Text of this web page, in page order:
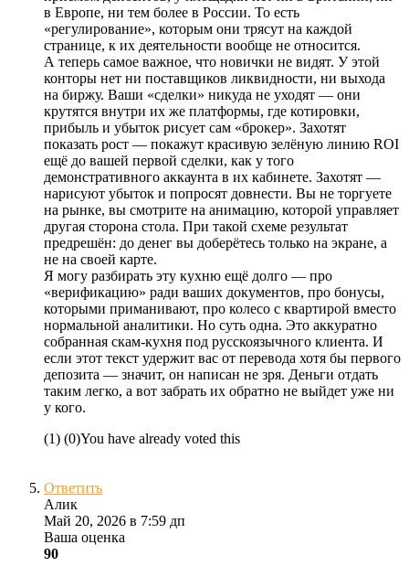
в Европе, ни тем более в России. То есть
«регулирование», которым они трясут на каждой
странице, к их деятельности вообще не относится.
А теперь самое важное, что новички не видят. У этой
конторы нет ни поставщиков ликвидности, ни выхода
на биржу. Ваши «сделки» никуда не уходят — они
крутятся внутри их же платформы, где котировки,
прибыль и убыток рисует сам «брокер». Захотят
показать рост — покажут красивую зелёную линию ROI
ещё до вашей первой сделки, как у того
демонстративного аккаунта в их кабинете. Захотят —
нарисуют убыток и попросят довнести. Вы не торгуете
на рынке, вы смотрите на анимацию, которой управляет
другая сторона стола. При такой схеме результат
предрешён: до денег вы доберётесь только на экране, а
не на своей карте.
Я могу разбирать эту кухню ещё долго — про
«верификацию» ради ваших документов, про бонусы,
которыми приманивают, про колесо с квартирой вместо
нормальной аналитики. Но суть одна. Это аккуратно
собранная скам-кухня под русскоязычного клиента. И
если этот текст удержит вас от перевода хотя бы первого
депозита — значит, он написан не зря. Деньги отдать
таким легко, а вот забрать их обратно не выйдет уже ни
у кого.
(1) (0)You have already voted this
Ответить
Алик
Май 20, 2026 в 7:59 дп
Ваша оценка
90